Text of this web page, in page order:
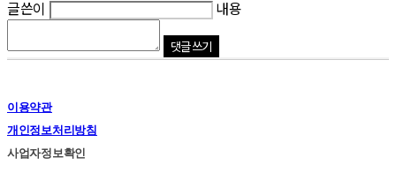
글쓴이 내용
댓글 쓰기
이용약관
개인정보처리방침
사업자정보확인